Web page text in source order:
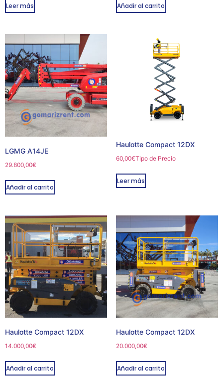
Leer más Añadir al carrito
LGMG A14JE
29.800,00€
Añadir al carrito
Haulotte Compact 12DX
60,00€Tipo de Precio
Leer más
Haulotte Compact 12DX
14.000,00€
Añadir al carrito
Haulotte Compact 12DX
20.000,00€
Añadir al carrito